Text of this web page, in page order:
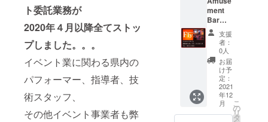
ト委託業務が
2020年４月以降全てストッ
プしました。。。
イベント業に関わる県内の
パフォーマー、指導者、技
術スタッフ、
その他イベント事業者も弊
セージ
レター
＋川原
葉月
撮り下
ろしラ
ンダム
チェキ3
枚セッ
ment
Bar
Fly 応
援コー
だいた
支援金
を会場
責任者
に会場
使用料
として
支援
者：
0人
お届
け予
定：
2021
年12
月
こ
の
リ
タ